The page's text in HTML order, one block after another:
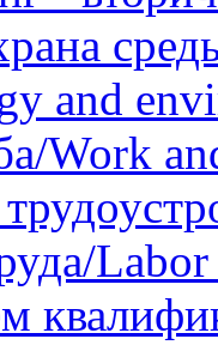
and
Work
Labor